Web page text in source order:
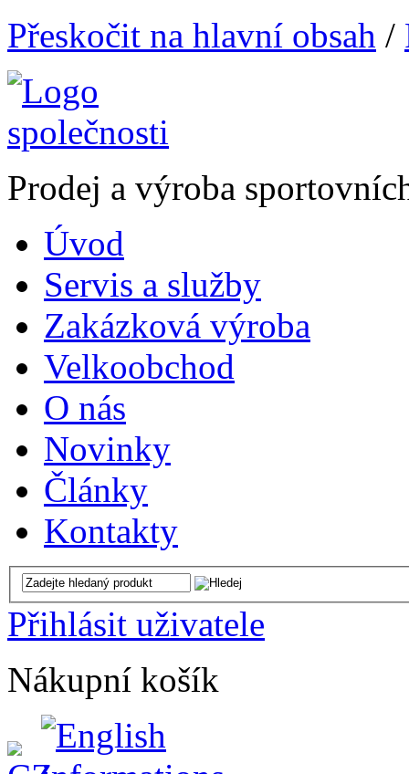
Přeskočit na hlavní obsah /
Prodej a výroba
Úvod
Servis a služby
Zakázková výroba
Velkoobchod
O nás
Novinky
Články
Kontakty
Přihlásit uživatele
Nákupní košík